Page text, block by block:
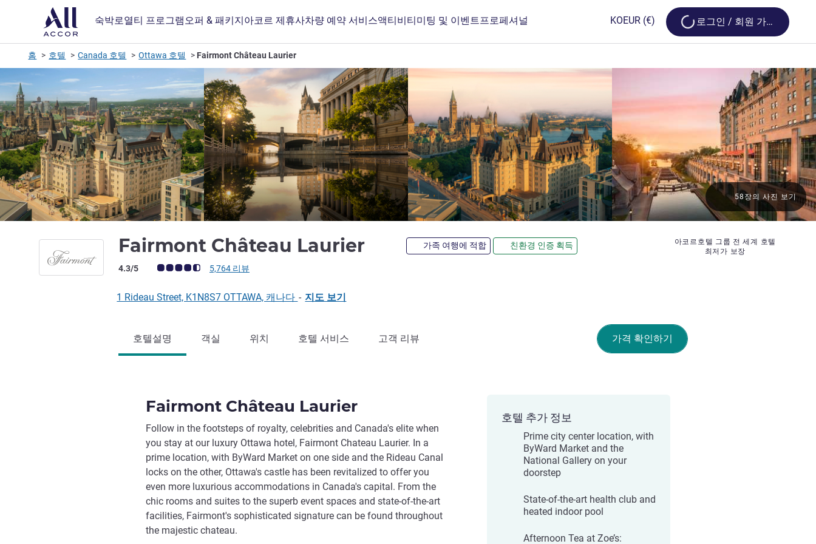
숙박로열티 프로그램 오퍼 & 패키지아코르 제휴사차량 예약 서비스액티비티미팅 및 이벤트 프로페셔널 KOEUR (€) Loading...
로그인 / 회원 가입
홈 호텔 Canada 호텔 Ottawa 호텔 Fairmont Château Laurier
Fairmont Château Laurier 가족 여행에 적합 친환경 인증 획득
고객 평점 (ALL 평가)
4.3/5 5,764 리뷰
아코르호텔 그룹 전 세계 호텔
최저가 보장
58장의 사진 보기
1 Rideau Street, K1N8S7 OTTAWA, 캐나다 - 지도 보기
가격 확인하기
호텔설명 객실 위치 호텔 서비스 고객 리뷰
Fairmont Château Laurier
Follow in the footsteps of royalty, celebrities and Canada's elite when
you stay at our luxury Ottawa hotel, Fairmont Chateau Laurier. In a
prime location, with ByWard Market on one side and the Rideau Canal
locks on the other, Ottawa's castle has been revitalized to offer you
even more luxurious accommodations in Canada's capital. From the
chic rooms and suites to the superb event spaces and state-of-the-art
facilities, Fairmont's sophisticated signature can be found throughout
the majestic chateau.
호텔 추가 정보
Prime city center location, with
ByWard Market and the
National Gallery on your
doorstep
State-of-the-art health club and
heated indoor pool
Afternoon Tea at Zoe’s: